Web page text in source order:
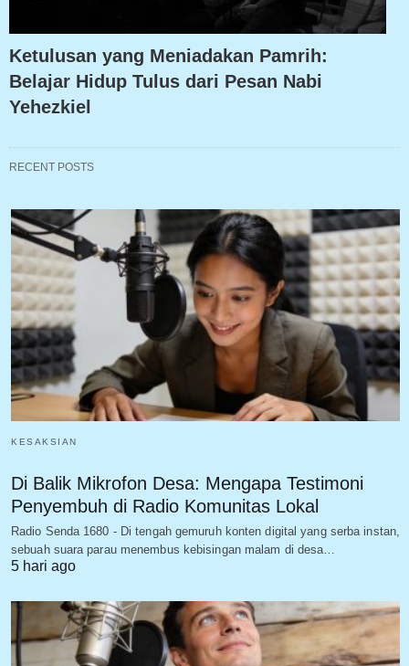
Ketulusan yang Meniadakan Pamrih:
Belajar Hidup Tulus dari Pesan Nabi
Yehezkiel
RECENT POSTS
KESAKSIAN
Di Balik Mikrofon Desa: Mengapa Testimoni
Penyembuh di Radio Komunitas Lokal
Radio Senda 1680 - Di tengah gemuruh konten digital yang serba instan,
sebuah suara parau menembus kebisingan malam di desa…
5 hari ago